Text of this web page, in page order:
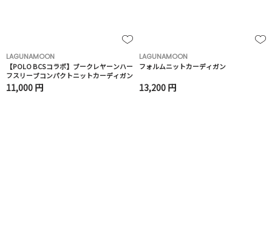
LAGUNAMOON
【POLO BCSコラボ】ブークレヤーンハー
フスリーブコンパクトニットカーディガン
11,000 円
LAGUNAMOON
フォルムニットカーディガン
13,200 円